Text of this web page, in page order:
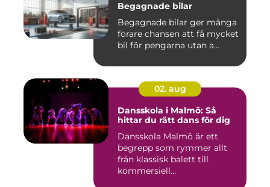
Begagnade bilar
Begagnade bilar ger många
förare chansen att få mycket
bil för pengarna utan a...
02. aug
Dansskola i Malmö: Så
hittar du rätt dans för dig
Dansskola Malmö är ett
begrepp som rymmer allt
från klassisk balett till
kommersiell...